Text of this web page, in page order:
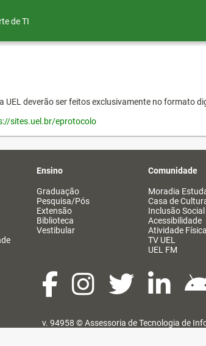
de TI
UEL deverão ser feitos exclusivamente no formato
sites.uel.br/eprotocolo
Ensino
Graduação
Pesquisa/Pós
Extensão
Biblioteca
Vestibular
Comunidade
Moradia
Casa de
Inclusão Social
Acessibilidade
Atividade Física
TV UEL
UEL FM
v. 94958 ©Assessoria de Tecnologia de